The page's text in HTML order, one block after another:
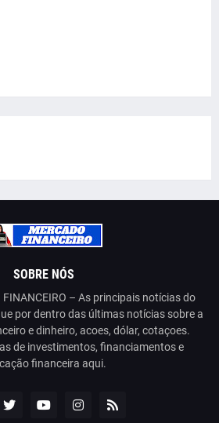
SOBRE NÓS
FINANCEIRO – As principais notícias do
por dentro das últimas notícias sobre a
e dinheiro, acoes, dólar, cotaçoes.
de investimentos, financiamentos e
financeira aqui.